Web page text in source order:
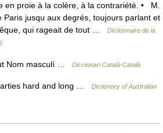
en proie à la colère, à la contrariété. • M.
Paris jusqu aux degrés, toujours parlant et
qui rageait de tout …
Dictionnaire de la
Nom masculí … Diccionari Català-Català
hard and long …
Dictionary of Australian